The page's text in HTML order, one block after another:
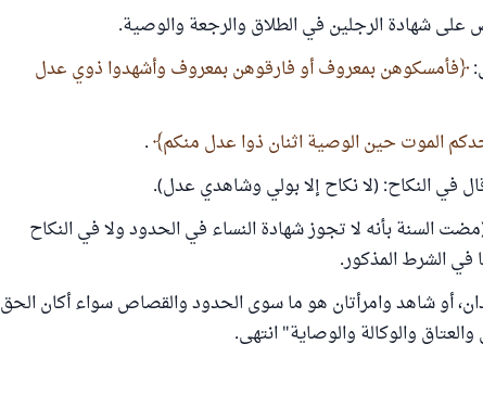
على شهادة الرجلين في الطلاق والرجعة والوصية.
فأمسكوهن بمعروف أو فارقوهن بمعروف وأشهدوا ذوي عدل
الموت حين الوصية اثنان ذوا عدل منكم .
في النكاح: (لا نكاح إلا بولي وشاهدي عدل).
السنة بأنه لا تجوز شهادة النساء في الحدود ولا في النكاح
في الشرط المذكور.
أو شاهد وامرأتان هو ما سوى الحدود والقصاص سواء أكان الحق
والوكالة والوصاية" انتهى.